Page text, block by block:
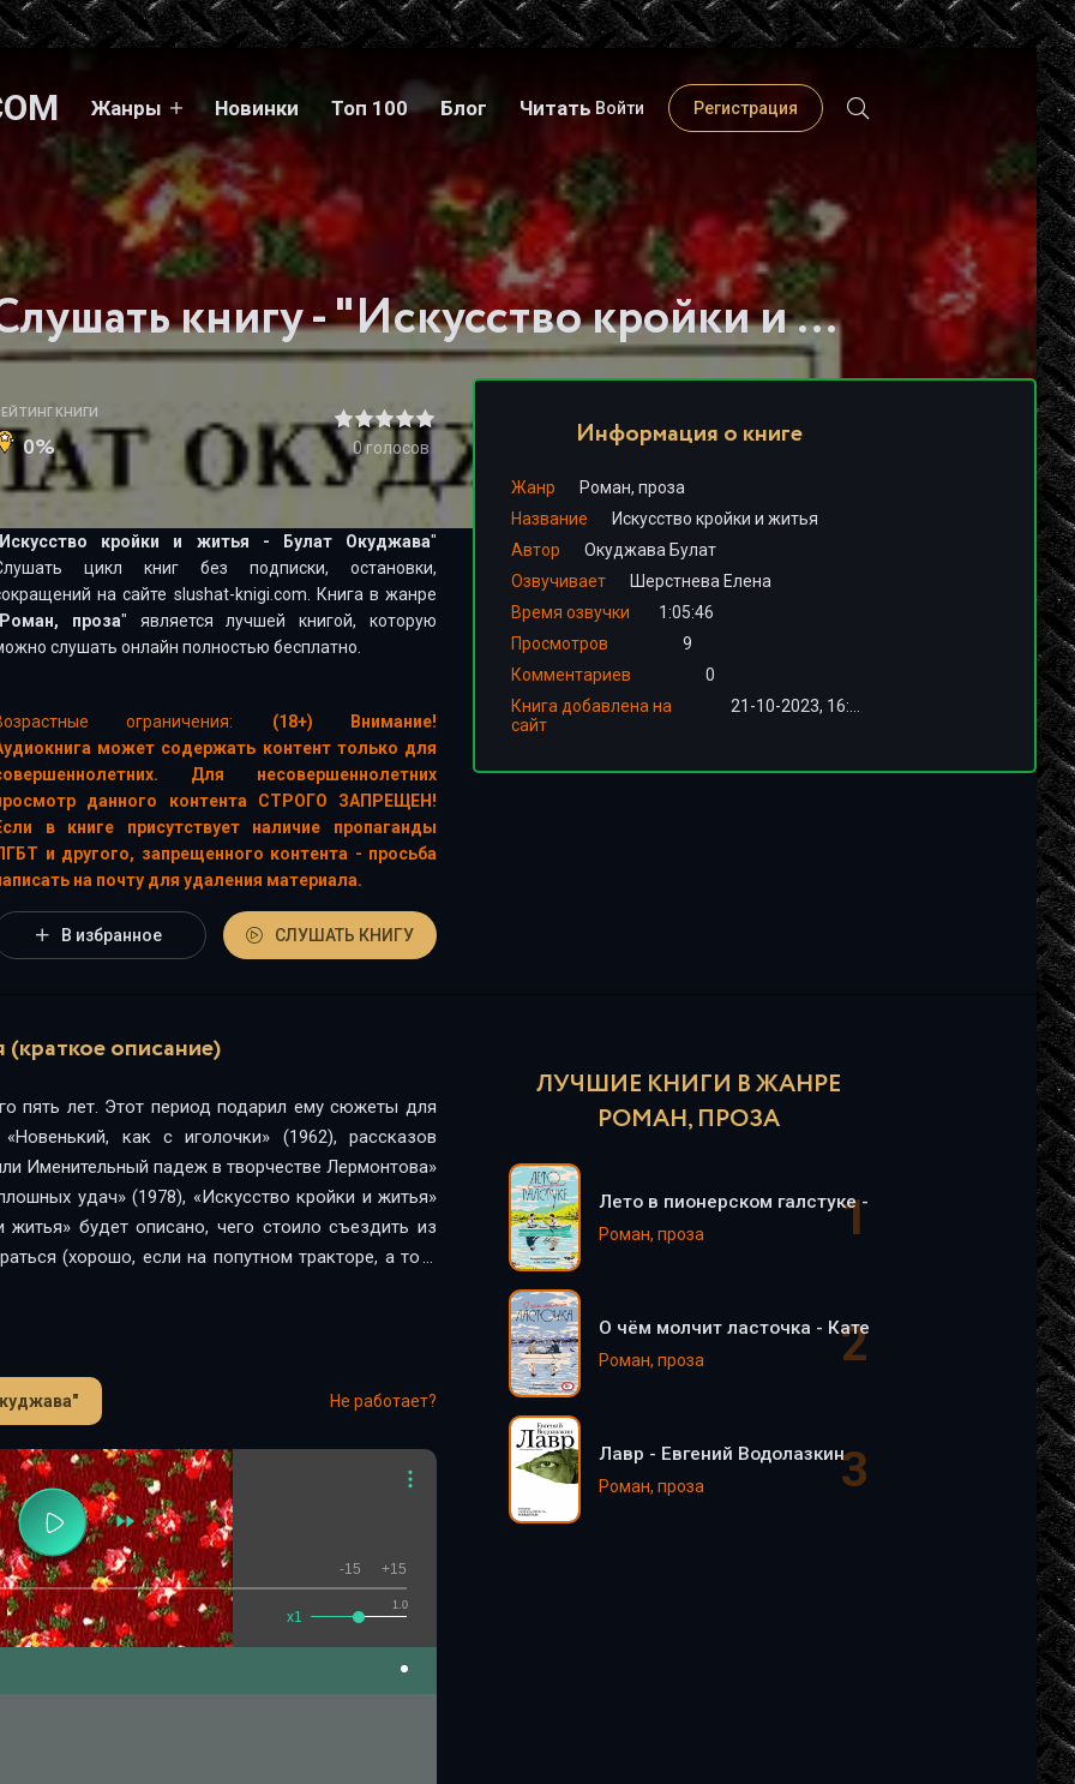
Жанры Новинки Топ 100 Блог Читать Войти Регистрация
Слушать книгу - "Искусство кройки и житья - Булат Окуджава"
КНИГИ
0% 0голосов
Искусство кройки и житья - Булат Окуджава"
цикл книг без подписки, остановки,
на сайте slushat-knigi.com. Книга в жанре
Роман, проза" является лучшей книгой, которую
слушать онлайн полностью бесплатно.
ограничения:
(18+) Внимание!
может содержать контент только для
Для несовершеннолетних
данного контента СТРОГО ЗАПРЕЩЕН!
в книге присутствует наличие пропаганды
и другого, запрещенного контента - просьба
на почту для удаления материала.
В избранное СЛУШАТЬ КНИГУ
Информация о книге
Жанр
Роман, проза
Название
Искусство кройки и житья
Автор
Окуджава Булат
Озвучивает
Шерстнева Елена
Время озвучки
1:05:46
Просмотров
9
Комментариев
0
Книга добавлена на
сайт
описание)
пять лет. Этот период подарил ему сюжеты для
как с иголочки» (1962), рассказов
Именительный падеж в творчестве Лермонтова»
удач» (1978), «Искусство кройки и житья»
житья» будет описано, чего стоило съездить из
(хорошо, если на попутном тракторе, а то и
а там надеяться на случайный грузовик. «До
дороге».
Не работает?
1.0
x1
-15 +15
ЛУЧШИЕ КНИГИ В ЖАНРЕ
РОМАН, ПРОЗА
Лето в пионерском галстуке - Катерина Сильванова
Роман, проза
О чём молчит ласточка - Катерина Сильванова,
Роман, проза
Лавр - Евгений Водолазкин
Роман, проза